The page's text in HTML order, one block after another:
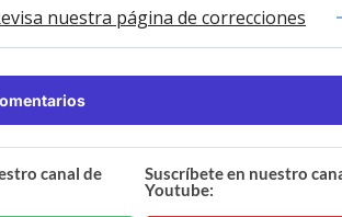
nuestra página de correcciones
canal de
Suscríbete en nuestro
Youtube: